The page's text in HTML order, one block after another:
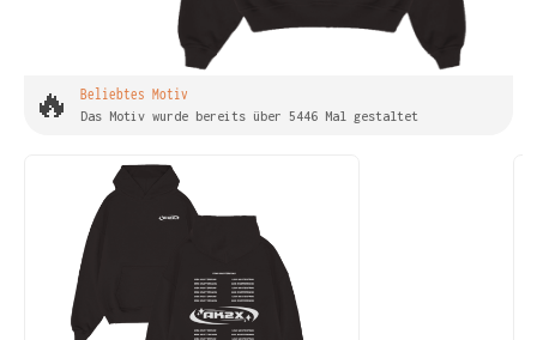
🔥 Beliebtes Motiv
Das Motiv wurde bereits über 5446 Mal gestaltet